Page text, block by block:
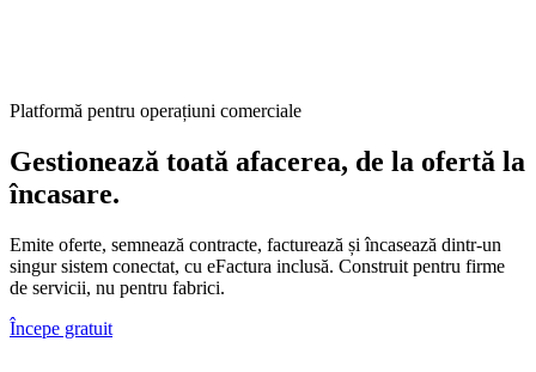
Platformă pentru operațiuni comerciale
Gestionează toată afacerea, de la ofertă la
încasare.
Emite oferte, semnează contracte, facturează și încasează dintr-un
singur sistem conectat, cu eFactura inclusă. Construit pentru firme
de servicii, nu pentru fabrici.
Începe gratuit